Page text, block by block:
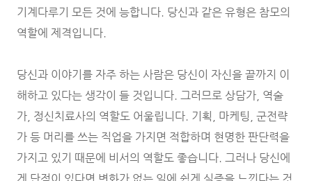
기계다루기 모든 것에 능합니다. 당신과 같은 유형은 참모의
역할에 제격입니다.
당신과 이야기를 자주 하는 사람은 당신이 자신을 끝까지 이
해하고 있다는 생각이 들 것입니다. 그러므로 상담가, 역술
가, 정신치료사의 역할도 어울립니다. 기획, 마케팅, 군전략
가 등 머리를 쓰는 직업을 가지면 적합하며 현명한 판단력을
가지고 있기 때문에 비서의 역할도 좋습니다. 그러나 당신에